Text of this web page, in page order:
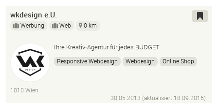
wkdesign e.U.
Werbung Web 0 km
Ihre Kreativ-Agentur für jedes BUDGET
Responsive Webdesign Webdesign
Online Shop
Adobe Creative-Suite Cc
1010 Wien
30.05.2013 (aktualisiert 18.09.2016)